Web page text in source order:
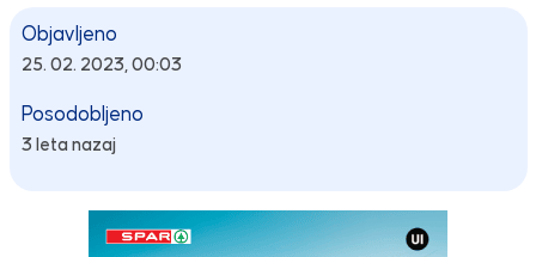
Objavljeno
25. 02. 2023, 00:03
Posodobljeno
3 leta nazaj